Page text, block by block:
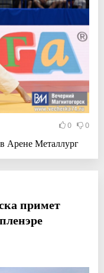
0 0
Арене Металлург
примет